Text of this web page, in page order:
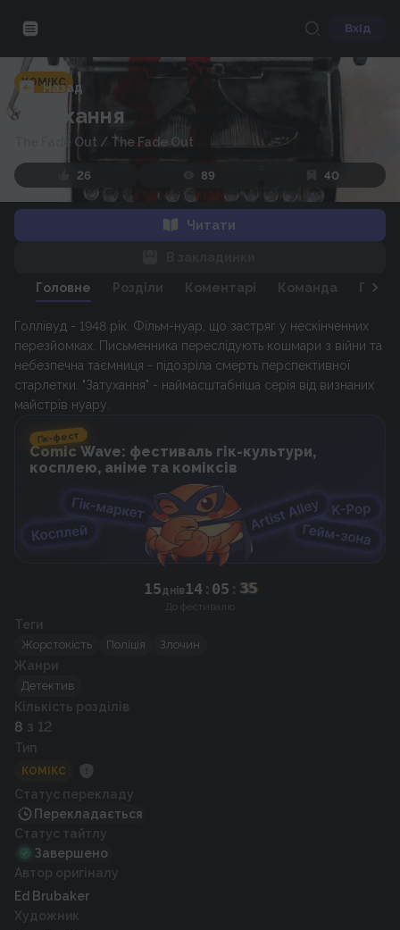
Вхід
Назад
КОМІКС
Затухання
The Fade Out / The Fade Out
26 89 40
Читати
Головне Розділи Коментарі Команда
Голлівуд - 1948 рік. Фільм-нуар, що застряг у нескінченних
перезйомках. Письменника переслідують кошмари з війни та
небезпечна таємниця - підозріла смерть перспективної
старлетки. "Затухання" - наймаcштабніша серія від визнаних
Гік-фест
Comic Wave: фестиваль гік-культури,
косплею, аніме та коміксів
15днів 14 : 05 : 35
До фестивалю
Теги
Жорстокість Поліція Злочин
Жанри
Детектив
Кількість розділів
8 з 12
Тип
КОМІКС
Статус перекладу
Перекладається
Статус тайтлу
Завершено
Автор оригіналу
Ed Brubaker
Художник